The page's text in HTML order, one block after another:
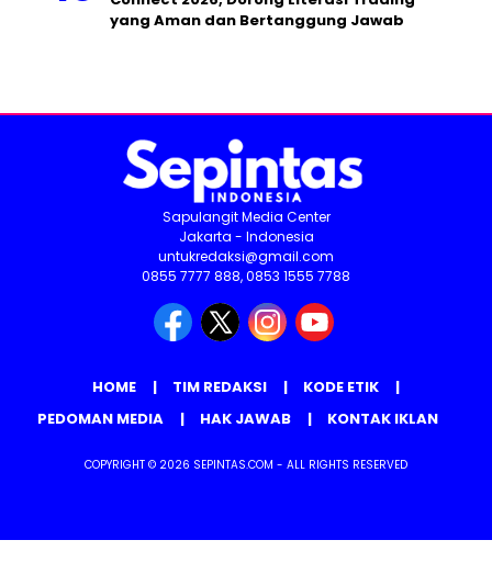
yang Aman dan Bertanggung Jawab
Sapulangit Media Center
Jakarta - Indonesia
untukredaksi@gmail.com
0855 7777 888, 0853 1555 7788
HOME TIM REDAKSI
KODE ETIK
PEDOMAN MEDIA
HAK JAWAB KONTAK IKLAN
COPYRIGHT © 2026 SEPINTAS.COM - ALL RIGHTS RESERVED